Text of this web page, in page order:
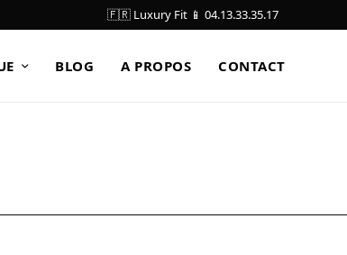
🇫🇷 Luxury Fit 📱 04.13.33.35.17
BLOG A PROPOS CONTACT